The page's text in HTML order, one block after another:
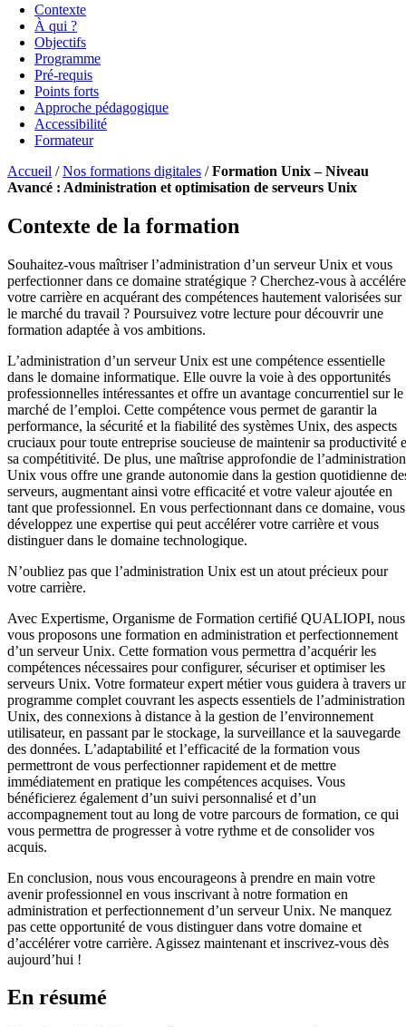
Contexte
À qui ?
Objectifs
Programme
Pré-requis
Points forts
Approche pédagogique
Accessibilité
Formateur
Accueil /Nos formations digitales /Formation Unix – Niveau
Avancé : Administration et optimisation de serveurs Unix
Contexte de la formation
Souhaitez-vous maîtriser l’administration d’un serveur Unix et vous
perfectionner dans ce domaine stratégique ? Cherchez-vous à
votre carrière en acquérant des compétences hautement valorisées sur
le marché du travail ? Poursuivez votre lecture pour découvrir une
formation adaptée à vos ambitions.
L’administration d’un serveur Unix est une compétence essentielle
dans le domaine informatique. Elle ouvre la voie à des opportunités
professionnelles intéressantes et offre un avantage concurrentiel sur le
marché de l’emploi. Cette compétence vous permet de garantir la
performance, la sécurité et la fiabilité des systèmes Unix, des aspects
cruciaux pour toute entreprise soucieuse de maintenir sa productivité
sa compétitivité. De plus, une maîtrise approfondie de l’administration
Unix vous offre une grande autonomie dans la gestion quotidienne
serveurs, augmentant ainsi votre efficacité et votre valeur ajoutée en
tant que professionnel. En vous perfectionnant dans ce domaine, vous
développez une expertise qui peut accélérer votre carrière et vous
distinguer dans le domaine technologique.
N’oubliez pas que l’administration Unix est un atout précieux pour
votre carrière.
Avec Expertisme, Organisme de Formation certifié QUALIOPI, nous
vous proposons une formation en administration et perfectionnement
d’un serveur Unix. Cette formation vous permettra d’acquérir les
compétences nécessaires pour configurer, sécuriser et optimiser les
serveurs Unix. Votre formateur expert métier vous guidera à travers
programme complet couvrant les aspects essentiels de l’administration
Unix, des connexions à distance à la gestion de l’environnement
utilisateur, en passant par le stockage, la surveillance et la sauvegarde
des données. L’adaptabilité et l’efficacité de la formation vous
permettront de vous perfectionner rapidement et de mettre
immédiatement en pratique les compétences acquises. Vous
bénéficierez également d’un suivi personnalisé et d’un
accompagnement tout au long de votre parcours de formation, ce qui
vous permettra de progresser à votre rythme et de consolider vos
acquis.
En conclusion, nous vous encourageons à prendre en main votre
avenir professionnel en vous inscrivant à notre formation en
administration et perfectionnement d’un serveur Unix. Ne manquez
pas cette opportunité de vous distinguer dans votre domaine et
d’accélérer votre carrière. Agissez maintenant et inscrivez-vous dès
aujourd’hui !
En résumé